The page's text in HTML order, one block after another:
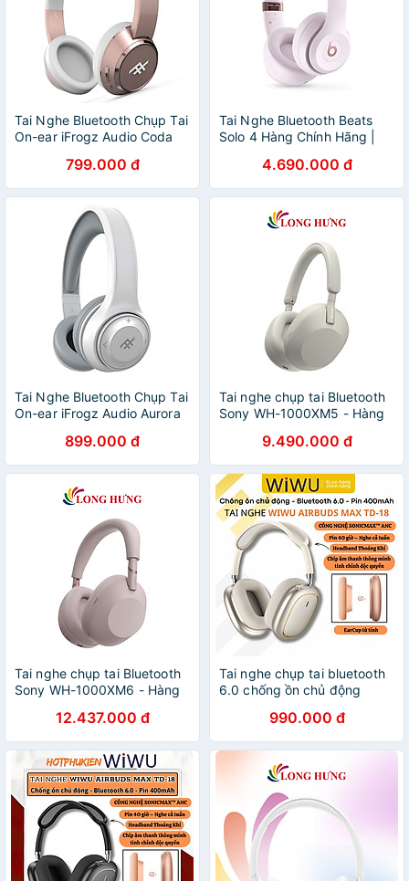
Tai Nghe Bluetooth Chụp Tai
On-ear iFrogz Audio Coda
799.000 đ
Tai Nghe Bluetooth Beats
Solo 4 Hàng Chính Hãng |
Spatial Audio4.690.000 đ
Tai Nghe Bluetooth Chụp Tai
On-ear iFrogz Audio Aurora
899.000 đ
Tai nghe chụp tai Bluetooth
Sony WH-1000XM5 - Hàng
9.490.000 đ
Tai nghe chụp tai Bluetooth
Sony WH-1000XM6 - Hàng
12.437.000 đ
Tai nghe chụp tai bluetooth
6.0 chống ồn chủ động
WIWU Airbuds MAX TD-18
-38dB | Driver 40mm | Pin
40 Giờ | Earcups Xoay 360 |
Headband Thoáng Khí -
990.000 đ